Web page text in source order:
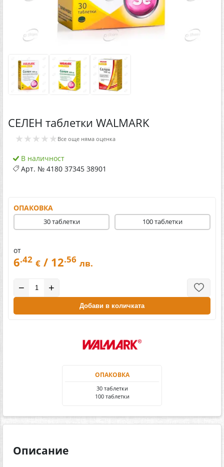
СЕЛЕН таблетки WALMARK
★★★★★ Все още няма оценка
В наличност
Арт. № 4180 37345 38901
ОПАКОВКА
30 таблетки 100 таблетки
от
6.42 € / 12.56 лв.
− +
Добави в количката
ОПАКОВКА
30 таблетки
100 таблетки
Описание